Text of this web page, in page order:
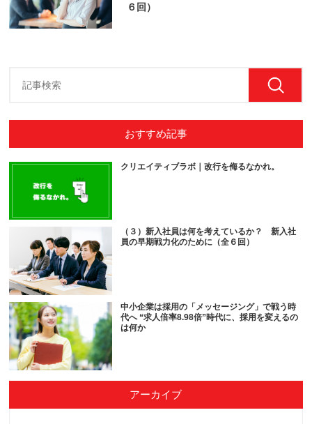
６回）
おすすめ記事
クリエイティブラボ｜改行を侮るなかれ。
（３）新入社員は何を考えているか？ 新入社
員の早期戦力化のために（全６回）
中小企業は採用の「メッセージング」で戦う時
代へ “求人倍率8.98倍”時代に、採用を変えるの
は何か
アーカイブ